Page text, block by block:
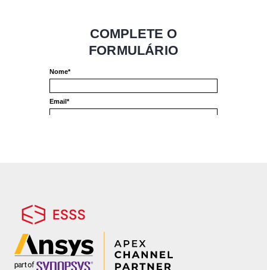
sistemas mais confiáveis.
Para entender como essa análise pode ser
feita, o artigo “Brake Squeal Analysis using
Ansys” apresenta três metodologias que
podem ser utilizadas para realizar análises
COMPARTILHAR ESTE ARTIGO